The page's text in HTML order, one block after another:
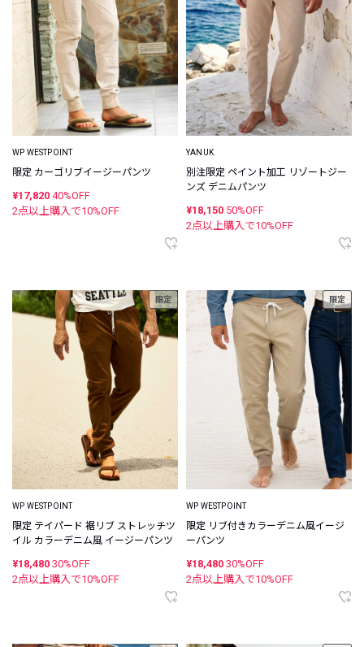
WP WESTPOINT
限定 カーゴリブイージーパンツ
¥17,820 40%OFF
2点以上購入で10%OFF
YANUK
別注限定 ペイント加工 リゾートジー
ンズ デニムパンツ
¥18,150 50%OFF
2点以上購入で10%OFF
限定
WP WESTPOINT
限定 テイパード 裾リブ ストレッチツ
イル カラーデニム風 イージーパンツ
¥18,480 30%OFF
2点以上購入で10%OFF
限定
WP WESTPOINT
限定 リブ付きカラーデニム風イージ
ーパンツ
¥18,480 30%OFF
2点以上購入で10%OFF